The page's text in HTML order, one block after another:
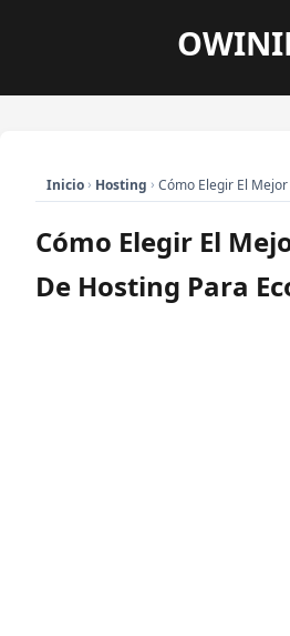
Inicio › Hosting › Cómo Elegir El
Cómo Elegir El
De Hosting Para